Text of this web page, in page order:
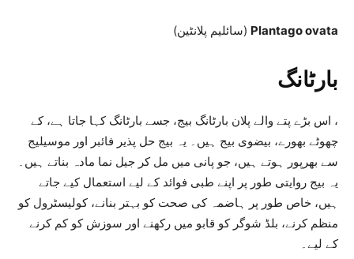
Plantago ovata (سائلیم پلانٹین)
بارٹانگ
، اس بڑے پتے والے پلان بارٹانگ بیج، جسے بارٹانگ کہا جاتا ہے، کے
چھوٹے بھورے، بیضوی بیج ہیں۔ یہ بیج حل پذیر فائبر اور موسیلیج
سے بھرپور ہوتے ہیں، جو پانی میں مل کر جیل نما مادہ بناتے ہیں۔
یہ بیج روایتی طور پر اپنے طبی فوائد کے لیے استعمال کیے جاتے
ہیں، خاص طور پر ہاضمہ کی صحت کو بہتر بنانے، کولیسٹرول کو
منظم کرنے، بلڈ شوگر کو قابو میں رکھنے اور سوزش کو کم کرنے
کے لیے۔